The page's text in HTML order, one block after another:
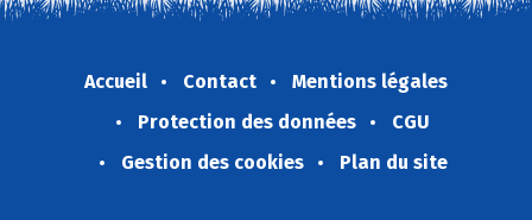
Accueil Contact
Mentions légales
Protection des données
CGU
Gestion des cookies
Plan du site